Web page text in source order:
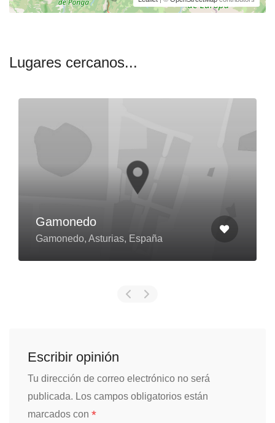
Lugares cercanos...
Gamonedo
Gamonedo, Asturias, España
Escribir opinión
Tu dirección de correo electrónico no será
publicada. Los campos obligatorios están
marcados con *